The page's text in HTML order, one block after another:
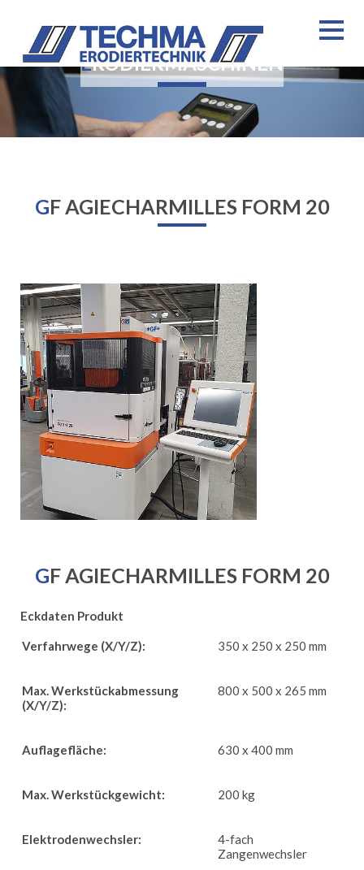
ERODIERMASCHINEN
GF AGIECHARMILLES FORM 20
GF AGIECHARMILLES FORM 20
Eckdaten Produkt
Verfahrwege (X/Y/Z): 350 x 250 x 250 mm
Max. Werkstückabmessung
(X/Y/Z):
800 x 500 x 265 mm
Auflagefläche: 630 x 400 mm
Max. Werkstückgewicht: 200 kg
Elektrodenwechsler:
4-fach
Zangenwechsler